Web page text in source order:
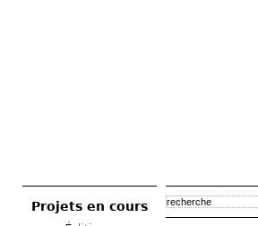
Projets en cours